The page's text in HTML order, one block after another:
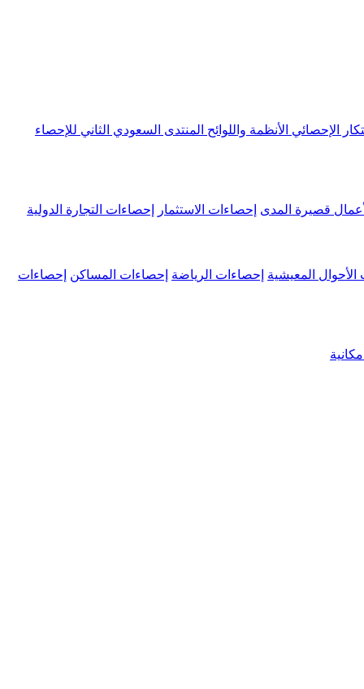
الإحصائي الأنظمة واللوائح المنتدى السعودي الثاني للإحصاء
قصيرة المدى إحصاءات الاستثمار إحصاءات التجارة الدولية
الأحوال المعيشية إحصاءات الرياضة إحصاءات المساكن إحصاءات